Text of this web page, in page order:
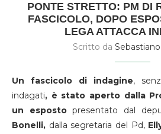
PONTE STRETTO: PM DI
FASCICOLO, DOPO
LEGA ATTACCA
Scritto da
Un fascicolo di indagine,
indagati, è stato aperto dalla
un espostopresentato dal
Bonelli, dalla segretaria del Pd,